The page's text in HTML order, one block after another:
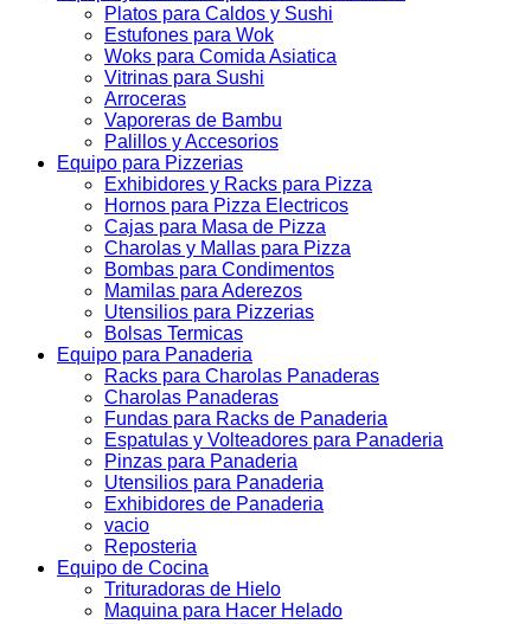
Platos para Caldos y Sushi
Estufones para Wok
Woks para Comida Asiatica
Vitrinas para Sushi
Arroceras
Vaporeras de Bambu
Palillos y Accesorios
Equipo para Pizzerias
Exhibidores y Racks para Pizza
Hornos para Pizza Electricos
Cajas para Masa de Pizza
Charolas y Mallas para Pizza
Bombas para Condimentos
Mamilas para Aderezos
Utensilios para Pizzerias
Bolsas Termicas
Equipo para Panaderia
Racks para Charolas Panaderas
Charolas Panaderas
Fundas para Racks de Panaderia
Espatulas y Volteadores para Panaderia
Pinzas para Panaderia
Utensilios para Panaderia
Exhibidores de Panaderia
vacio
Reposteria
Equipo de Cocina
Trituradoras de Hielo
Maquina para Hacer Helado